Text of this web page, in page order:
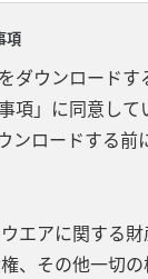
項
ダウンロードす
項」に同意して
ンロードする前
エアに関する財
、その他一切